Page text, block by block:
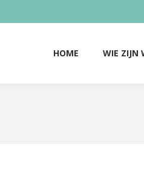
HOME WIE ZIJN
HOME WIE ZIJN